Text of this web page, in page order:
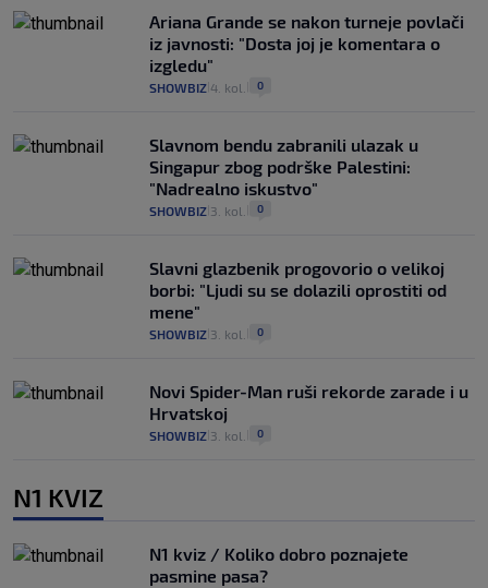
Ariana Grande se nakon turneje povlači
iz javnosti: "Dosta joj je komentara o
izgledu"
SHOWBIZ 4. kol. 0
Slavnom bendu zabranili ulazak u
Singapur zbog podrške Palestini:
"Nadrealno iskustvo"
SHOWBIZ 3. kol. 0
Slavni glazbenik progovorio o velikoj
borbi: "Ljudi su se dolazili oprostiti od
mene"
SHOWBIZ 3. kol. 0
Novi Spider-Man ruši rekorde zarade i u
Hrvatskoj
SHOWBIZ 3. kol. 0
N1 KVIZ
N1 kviz / Koliko dobro poznajete
pasmine pasa?